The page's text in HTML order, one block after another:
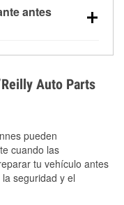
baja la
sobre
antes
de frío
la protección
To.
Auto Parts
pueden
cuando las
tu vehículo antes
seguridad y el